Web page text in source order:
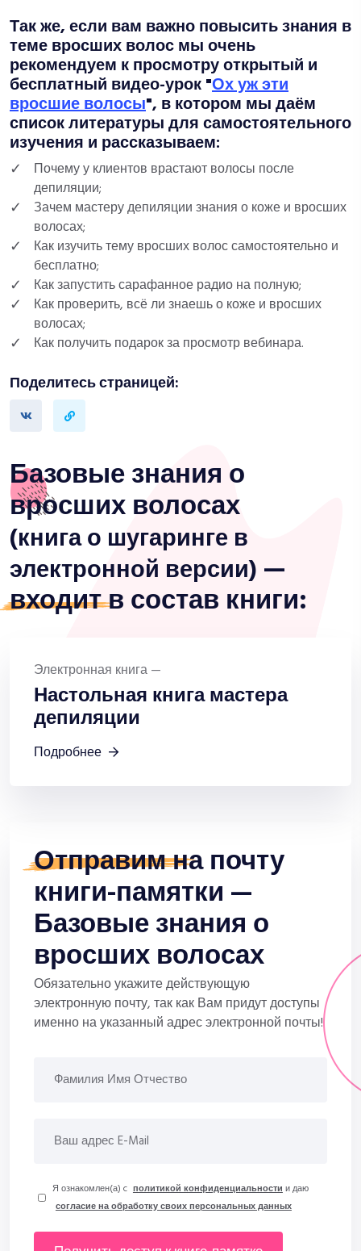
Так же, если вам важно повысить знания в
теме вросших волос мы очень
рекомендуем к просмотру открытый и
бесплатный видео-урок "Ох уж эти
вросшие волосы", в котором мы даём
список литературы для самостоятельного
изучения и рассказываем:
Почему у клиентов врастают волосы после
депиляции;
Зачем мастеру депиляции знания о коже и вросших
волосах;
Как изучить тему вросших волос самостоятельно и
бесплатно;⠀
Как запустить сарафанное радио на полную;⠀
Как проверить, всё ли знаешь о коже и вросших
волосах;
Как получить подарок за просмотр вебинара.
Поделитесь страницей:
Базовые знания о
вросших волосах
(книга о шугаринге в
электронной версии) —
входитв состав книги:
Электронная книга —
Настольная книга мастера
депиляции
Подробнее
Отправимна почту
книги-памятки —
Базовые знания о
вросших волосах
Обязательно укажите действующую
электронную почту, так как Вам придут доступы
именно на указанный адрес электронной почты!
Я ознакомлен(а) c политикой конфиденциальностии даю
согласие на обработку своих персональных данных